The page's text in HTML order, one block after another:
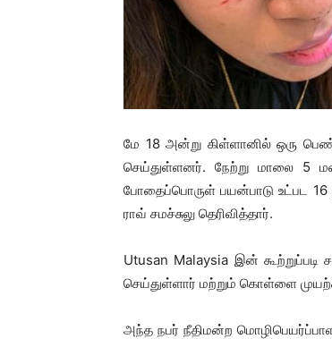
மே 18 அன்று கிள்ளானில் ஒரு
செய்துள்ளனர். நேற்று மாலை 5
போதைப்பொருள் பயன்பாடு உட்பட
ராவ் சமச்சுலு தெரிவித்தார்.
Utusan Malaysia இன்
செய்துள்ளார் மற்றும் கொள்ளை
அந்த நபர் நீதிமன்ற